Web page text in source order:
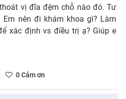
vị đĩa đệm chỗ nào đó. Tư
nên đi khám khoa gì? Làm
xác định vs điều trị ạ? Giúp e
0Cảm ơn